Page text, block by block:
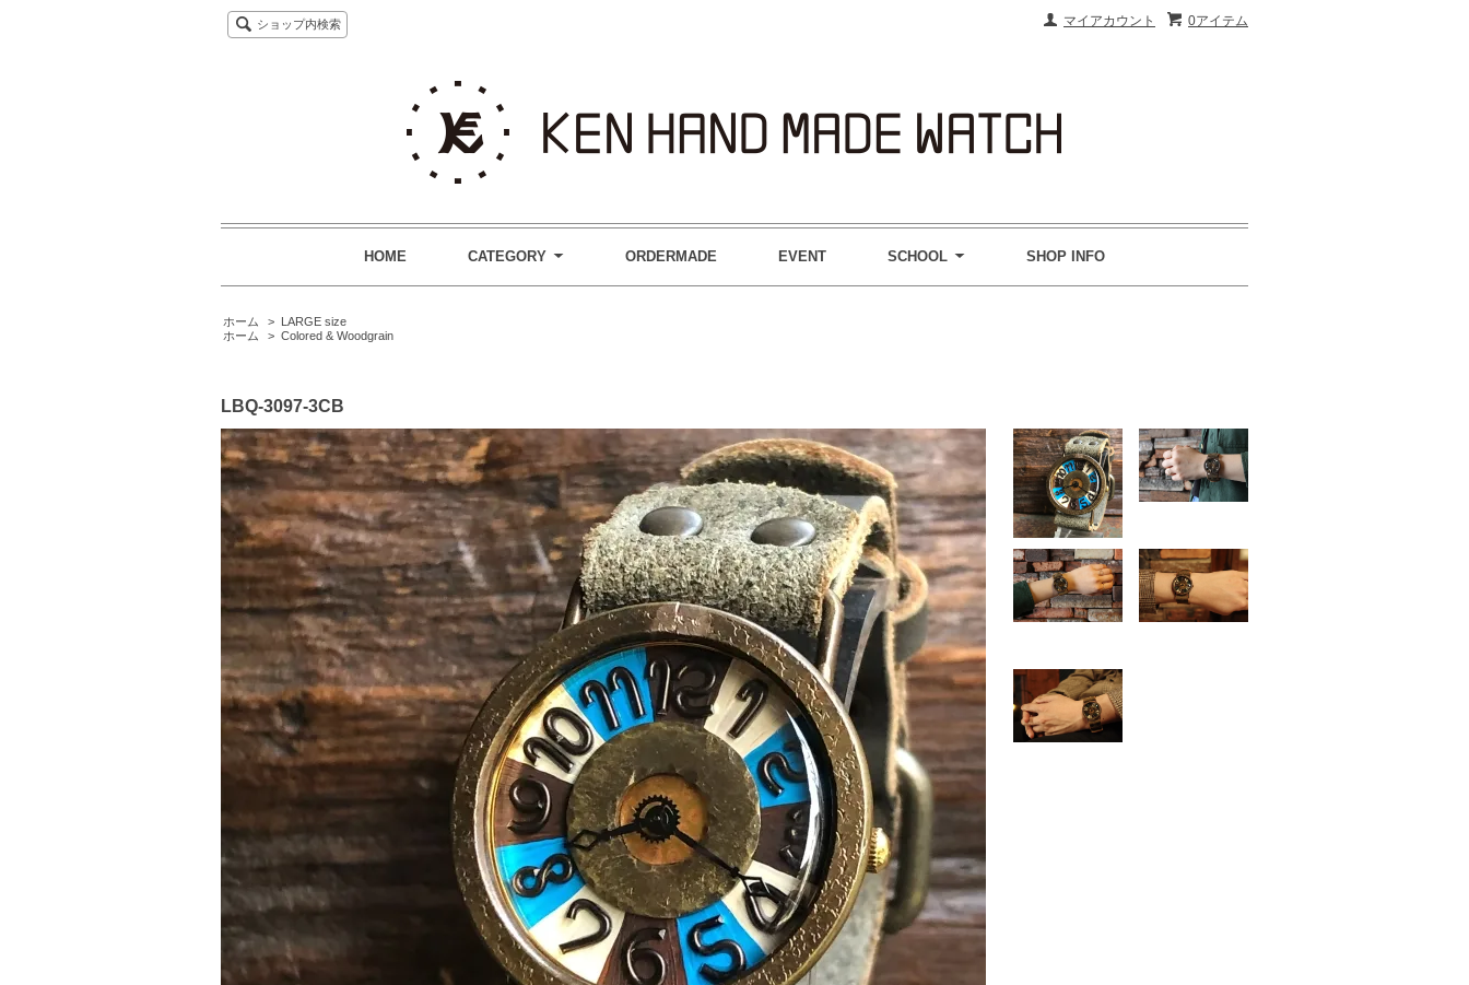
0アイテム
マイアカウント
ショップ内検索
HOME CATEGORY ORDERMADE EVENT SCHOOL SHOP INFO
ホーム > LARGE size
ホーム
> Colored & Woodgrain
LBQ-3097-3CB